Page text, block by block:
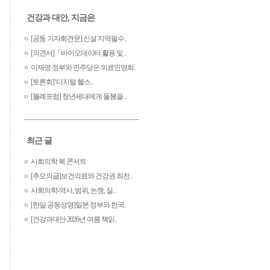
건강과 대안, 지금은
[공동 기자회견문] 신설 지역필수..
[의견서]「바이오데이터 활용 및 ..
이재명 정부와 민주당은 의료민영화..
[토론회]‘디지털 헬스..
[월례포럼] 청년세대에게 돌봄을 ..
최근 글
사회의학 북 콘서트
[추모의글]보건의료와 건강권 최전..
사회의학-역사, 범위, 논쟁, 실..
[한일 공동성명]일본 정부와 한국..
[건강과대안 2026년 여름 책읽..